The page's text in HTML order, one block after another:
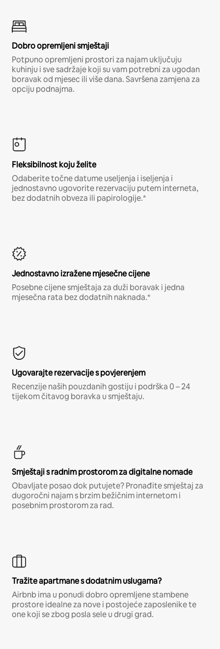
Dobro opremljeni smještaji
Potpuno opremljeni prostori za najam uključuju
kuhinju i sve sadržaje koji su vam potrebni za ugodan
boravak od mjesec ili više dana. Savršena zamjena za
opciju podnajma.
Fleksibilnost koju želite
Odaberite točne datume useljenja i iseljenja i
jednostavno ugovorite rezervaciju putem interneta,
bez dodatnih obveza ili papirologije.*
Jednostavno izražene mjesečne cijene
Posebne cijene smještaja za duži boravak i jedna
mjesečna rata bez dodatnih naknada.*
Ugovarajte rezervacije s povjerenjem
Recenzije naših pouzdanih gostiju i podrška 0 – 24
tijekom čitavog boravka u smještaju.
Smještaji s radnim prostorom za digitalne nomade
Obavljate posao dok putujete? Pronađite smještaj za
dugoročni najam s brzim bežičnim internetom i
posebnim prostorom za rad.
Tražite apartmane s dodatnim uslugama?
Airbnb ima u ponudi dobro opremljene stambene
prostore idealne za nove i postojeće zaposlenike te
one koji se zbog posla sele u drugi grad.